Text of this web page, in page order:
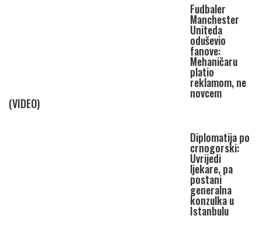
Fudbaler
Manchester
Uniteda
oduševio
fanove:
Mehaničaru
platio
reklamom, ne
novcem
(VIDEO)
Diplomatija po
crnogorski:
Uvrijedi
ljekare, pa
postani
generalna
konzulka u
Istanbulu